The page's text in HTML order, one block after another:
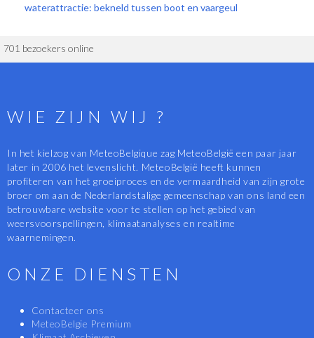
waterattractie: bekneld tussen boot en vaargeul
701 bezoekers online
WIE ZIJN WIJ ?
In het kielzog van MeteoBelgique zag MeteoBelgië een paar jaar
later in 2006 het levenslicht. MeteoBelgië heeft kunnen
profiteren van het groeiproces en de vermaardheid van zijn grote
broer om aan de Nederlandstalige gemeenschap van ons land een
betrouwbare website voor te stellen op het gebied van
weersvoorspellingen, klimaatanalyses en realtime
waarnemingen.
ONZE DIENSTEN
Contacteer ons
MeteoBelgie Premium